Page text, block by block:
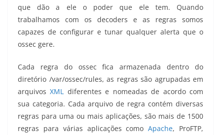
que dão a ele o poder que ele tem. Quando
trabalhamos com os decoders e as regras somos
capazes de configurar e tunar qualquer alerta que o
ossec gere.
Cada regra do ossec fica armazenada dentro do
diretório /var/ossec/rules, as regras são agrupadas em
arquivosXML
diferentes e nomeadas de acordo com
sua categoria. Cada arquivo de regra contém diversas
regras para uma ou mais aplicações, são mais de 1500
regras para várias aplicações comoApache, ProFTP,